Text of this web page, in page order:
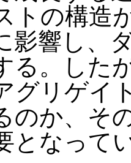
トの構造
影響し、
る。した
グリゲイ
のか、そ
となって